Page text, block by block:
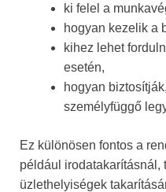
ki felel a
hogyan kezelik a
kihez lehet
esetén,
hogyan
személyfüggő
Ez különösen fontos a
például irodatakarításnál,
üzlethelyiségek